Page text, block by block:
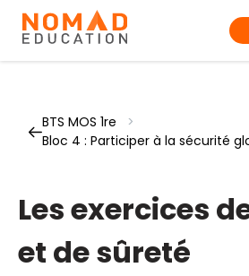
BTS MOS 1re
>
Bloc 4 : Participer à la sécurité
Les exercices
et de sûreté